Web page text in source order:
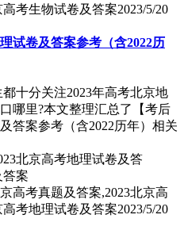
考生物试卷及答案2023/5/20
试卷及答案参考（含2022历
十分关注2023年高考北京地
哪里?本文整理汇总了【考后
答案参考（含2022历年）相关
高考真题及答案,2023北京高
考地理试卷及答案2023/5/20